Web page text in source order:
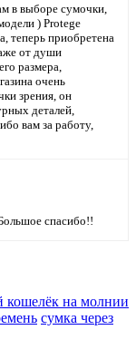
в выборе сумочки,
) Protege
теперь приобретена
от души
размера,
очень
зрения, он
деталей,
вам за работу,
спасибо!!
кошелёк на молнии
сумка через